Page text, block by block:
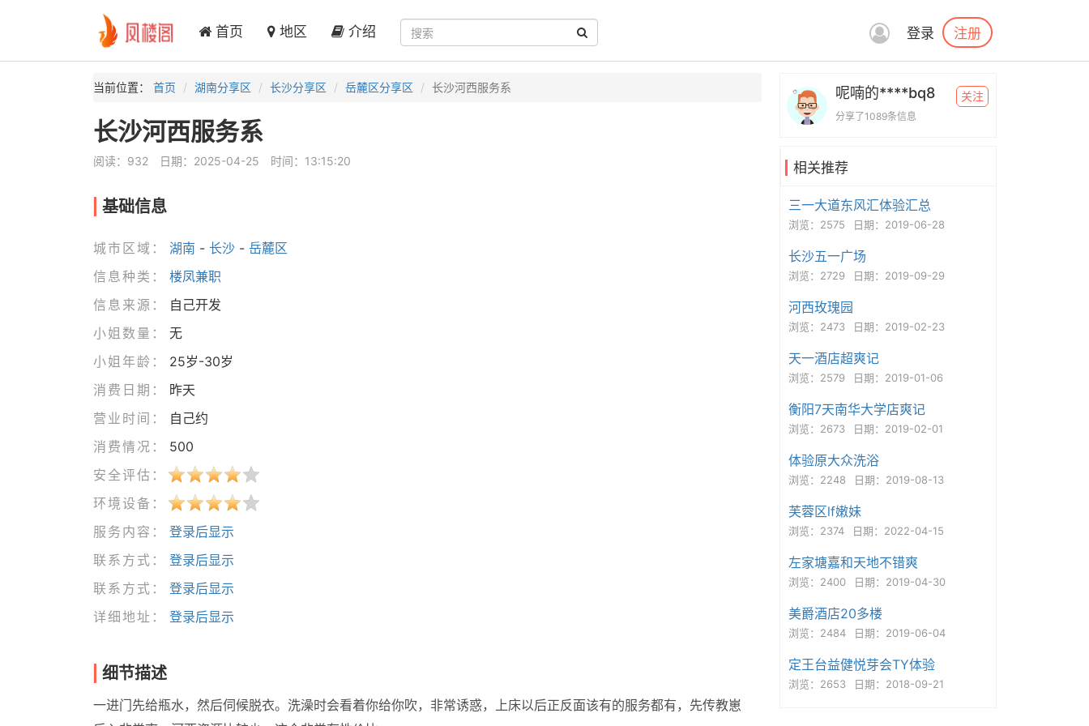
首页 地区 介绍 登录 注册
当前位置： 首页 湖南分享区 长沙分享区 岳麓区分享区 长沙河西服务系
长沙河西服务系
阅读：932 日期：2025-04-25 时间：13:15:20
基础信息
城市区域： 湖南 - 长沙- 岳麓区
信息种类：
楼凤兼职
信息来源：
自己开发
小姐数量：
无
小姐年龄：
25岁-30岁
消费日期：
昨天
营业时间：
自己约
消费情况：
500
安全评估：
环境设备：
服务内容：
登录后显示
联系方式：
登录后显示
联系方式：
登录后显示
详细地址：
登录后显示
细节描述
一进门先给瓶水，然后伺候脱衣。洗澡时会看着你给你吹，非常诱惑，上床以后正反面该有的服务都有，先传教崽
呢喃的****bq8
分享了1089条信息
关注
相关推荐
三一大道东风汇体验汇总
浏览：2575 日期：2019-06-28
长沙五一广场
浏览：2729 日期：2019-09-29
河西玫瑰园
浏览：2473 日期：2019-02-23
天一酒店超爽记
浏览：2579 日期：2019-01-06
衡阳7天南华大学店爽记
浏览：2673 日期：2019-02-01
体验原大众洗浴
浏览：2248 日期：2019-08-13
芙蓉区lf嫩妹
浏览：2374 日期：2022-04-15
左家塘嘉和天地不错爽
浏览：2400 日期：2019-04-30
美爵酒店20多楼
浏览：2484 日期：2019-06-04
定王台益健悦芽会TY体验
浏览：2653 日期：2018-09-21